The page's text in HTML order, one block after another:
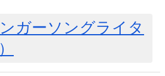
ガーソングライタ